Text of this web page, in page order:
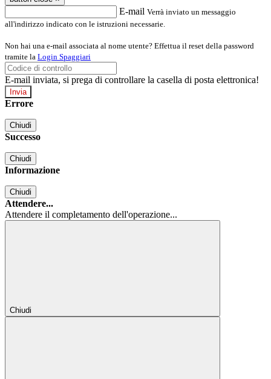
E-mail Verrà inviato un messaggio
all'indirizzo indicato con le istruzioni necessarie.
Non hai una e-mail associata al nome utente? Effettua il reset della password
tramite la Login Spaggiari
E-mail inviata, si prega di controllare la casella di posta elettronica!
Errore
Chiudi
Successo
Chiudi
Informazione
Chiudi
Attendere...
Attendere il completamento dell'operazione...
Chiudi